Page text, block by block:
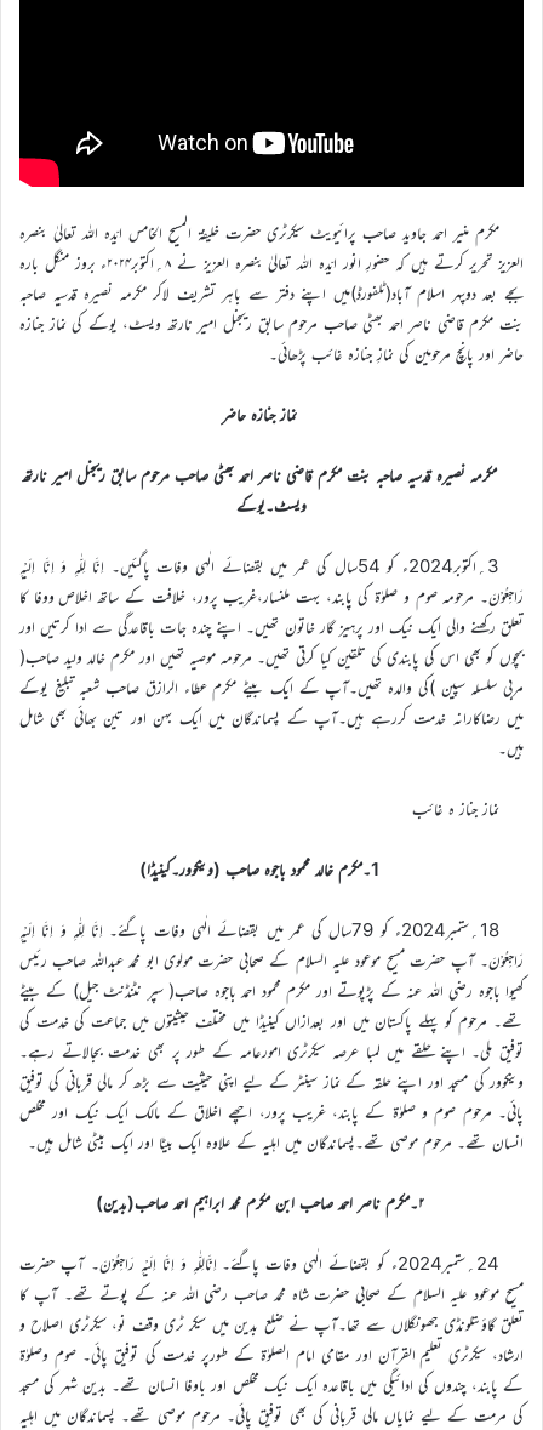
مکرم منیر احمد جاوید صاحب پرائیویٹ سیکرٹری حضرت خلیفۃ المسیح الخامس ایّدہ اللہ تعالیٰ بنصرہ
العزیز تحریر کرتے ہیں کہ حضورِ انور ایّدہ اللہ تعالیٰ بنصرہ العزیز نے ۸؍اکتوبر۲۰۲۴ء بروز منگل بارہ
بجے بعد دوپہر اسلام آباد(ٹلفورڈ)میں اپنے دفتر سے باہر تشریف لاکر مکرمہ نصیرہ قدسیہ صاحبہ
بنت مکرم قاضی ناصر احمد بھٹی صاحب مرحوم سابق ریجنل امیر نارتھ ویسٹ، یوکے کی نماز جنازہ
حاضر اور پانچ مرحومین کی نمازِ جنازہ غائب پڑھائی۔
نماز جنازہ حاضر
مکرمہ نصیرہ قدسیہ صاحبہ بنت مکرم قاضی ناصر احمد بھٹی صاحب مرحوم سابق ریجنل امیر نارتھ
ویسٹ۔یوکے
3؍اکتوبر2024ء کو 54سال کی عمر میں بقضائے الٰہی وفات پاگئیں۔ اِنَّا لِلّٰہِ وَ اِنَّا اِلَیْہِ
رَاجِعُوْنَ۔ مرحومہ صوم و صلوٰۃ کی پابند، بہت ملنسار،غریب پرور، خلافت کے ساتھ اخلاص ووفا کا
تعلق رکھنے والی ایک نیک اور پرہیز گار خاتون تھیں۔ اپنے چندہ جات باقاعدگی سے ادا کرتیں اور
بچوں کو بھی اس کی پابندی کی تلقین کیا کرتی تھیں۔ مرحومہ موصیہ تھیں اور مکرم خالد ولید صاحب(
مربی سلسلہ سپین )کی والدہ تھیں۔آپ کے ایک بیٹے مکرم عطاء الرازق صاحب شعبہ تبلیغ یوکے
میں رضاکارانہ خدمت کررہے ہیں۔آپ کے پسماندگان میں ایک بہن اور تین بھائی بھی شامل
ہیں۔
نماز جناز ہ غائب
1۔مکرم خالد محمود باجوہ صاحب (وینکوور۔کینیڈا)
18؍ستمبر2024ء کو 79سال کی عمر میں بقضائے الٰہی وفات پاگئے۔ اِنَّا لِلّٰہِ وَ اِنَّا اِلَیْہِ
رَاجِعُوْنَ۔ آپ حضرت مسیح موعود علیہ السلام کے صحابی حضرت مولوی ابو محمد عبداللہ صاحب رئیس
کھیوا باجوہ رضی اللہ عنہ کے پڑپوتے اور مکرم محمود احمد باجوہ صاحب( سپر نٹنڈنٹ جیل) کے بیٹے
تھے۔ مرحوم کو پہلے پاکستان میں اور بعدازاں کینیڈا میں مختلف حیثیتوں میں جماعت کی خدمت کی
توفیق ملی۔ اپنے حلقے میں لمبا عرصہ سیکرٹری امورعامہ کے طور پر بھی خدمت بجالاتے رہے۔
وینکوور کی مسجد اور اپنے حلقہ کے نماز سینٹر کے لیے اپنی حیثیت سے بڑھ کر مالی قربانی کی توفیق
پائی۔ مرحوم صوم و صلوٰۃ کے پابند، غریب پرور، اچھے اخلاق کے مالک ایک نیک اور مخلص
انسان تھے۔ مرحوم موصی تھے۔پسماندگان میں اہلیہ کے علاوہ ایک بیٹا اور ایک بیٹی شامل ہیں۔
۲۔مکرم ناصر احمد صاحب ابن مکرم محمد ابراہیم احمد صاحب(بدین)
24؍ستمبر2024ء کو بقضائے الٰہی وفات پاگئے۔ اِنَّالِلّٰہِ وَ اِنَّا اِلَیْہِ رَاجِعُوْنَ۔ آپ حضرت
مسیح موعود علیہ السلام کے صحابی حضرت شاہ محمد صاحب رضی اللہ عنہ کے پوتے تھے۔ آپ کا
تعلق گاؤںتلونڈی جھونگلاں سے تھا۔آپ نے ضلع بدین میں سیکر ٹری وقف نو، سیکرٹری اصلاح و
ارشاد، سیکرٹری تعلیم القرآن اور مقامی امام الصلوٰۃ کے طورپر خدمت کی توفیق پائی۔ صوم وصلوٰۃ
کے پابند، چندوں کی ادائیگی میں باقاعدہ ایک نیک مخلص اور باوفا انسان تھے۔ بدین شہر کی مسجد
کی مرمت کے لیے نمایاں مالی قربانی کی بھی توفیق پائی۔ مرحوم موصی تھے۔ پسماندگان میں اہلیہ